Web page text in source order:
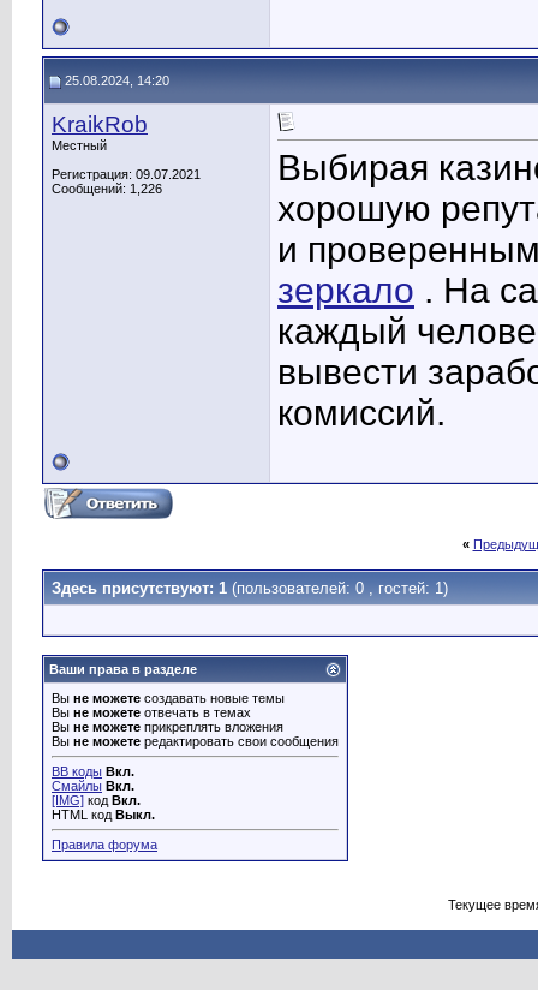
25.08.2024, 14:20
KraikRob
Местный
Регистрация: 09.07.2021
Сообщений: 1,226
Выбирая
хорошую
и
зеркало . На
каждый
вывести
комиссий.
«
Здесь присутствуют: 1 (пользователей: 0 , гостей: 1)
Ваши права в разделе
Вы не можете создавать новые темы
Вы не можете отвечать в темах
Вы не можете прикреплять вложения
Вы не можете редактировать свои сообщения
BB коды Вкл.
Смайлы Вкл.
[IMG] код Вкл.
HTML код Выкл.
Правила форума
Текущее